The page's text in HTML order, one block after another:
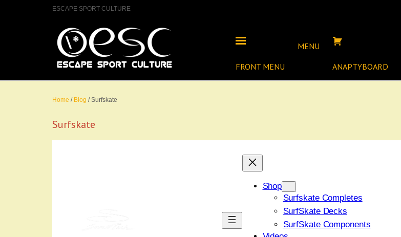
ESCAPE SPORT CULTURE
FRONT MENU
MENU
ANAPTYBOARD
Home / Blog / Surfskate
Surfskate